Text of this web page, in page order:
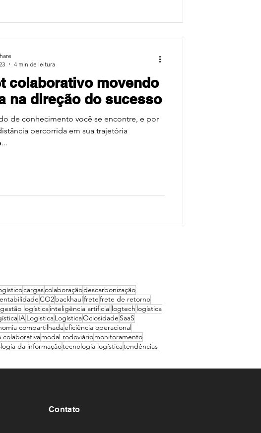
colaborativo movendo
na direção do sucesso
de conhecimento você se encontre, e por
percorrida em sua trajetória
4 min de leitura
cargascolaboraçãodescarbonização
CO2backhaulfretefrete de retorno
gestão logísticainteligência artificiallogtech logística
IALogisticaLogísticaOciosidade SaaS
compartilhadaeficiência operacional
colaborativamodal rodoviáriomonitoramento
da informaçãotecnologia logísticatendências
Contato